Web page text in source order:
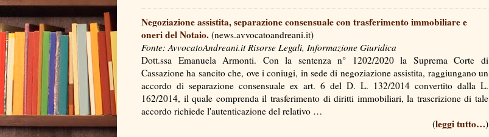
Negoziazione assistita, separazione consensuale con trasferimento immobiliare e
oneri del Notaio. (news.avvocatoandreani.it)
Fonte: AvvocatoAndreani.it Risorse Legali, Informazione Giuridica
Dott.ssa Emanuela Armonti. Con la sentenza n° 1202/2020 la Suprema Corte di
Cassazione ha sancito che, ove i coniugi, in sede di negoziazione assistita, raggiungano un
accordo di separazione consensuale ex art. 6 del D. L. 132/2014 convertito dalla L.
162/2014, il quale comprenda il trasferimento di diritti immobiliari, la trascrizione di tale
accordo richiede l'autenticazione del relativo …
(leggi tutto…)